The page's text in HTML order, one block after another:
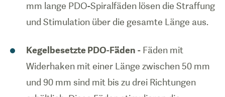
mm lange PDO-Spiralfäden lösen die Straffung
und Stimulation über die gesamte Länge aus.
Kegelbesetzte PDO-Fäden - Fäden mit
Widerhaken mit einer Länge zwischen 50 mm
und 90 mm sind mit bis zu drei Richtungen